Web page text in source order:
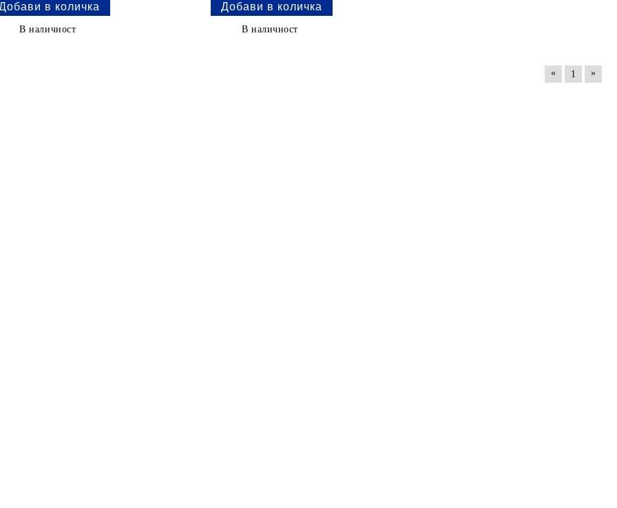
В наличност В наличност
« 1 »